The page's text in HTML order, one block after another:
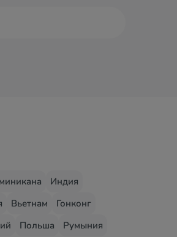
Индия
Вьетнам
Гонконг
Польша
Румыния